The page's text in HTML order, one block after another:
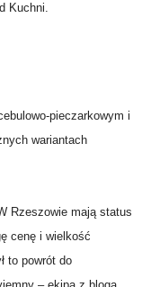
Kuchni.
pieczarkowym i
wariantach
Rzeszowie mają status
cenę i wielkość
to powrót do